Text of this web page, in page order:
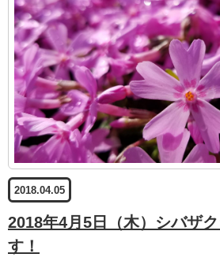
2018.04.05
2018年4月5日（木）シバザ
す！